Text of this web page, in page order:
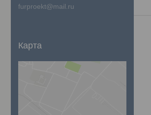
furproekt@mail.ru
Карта